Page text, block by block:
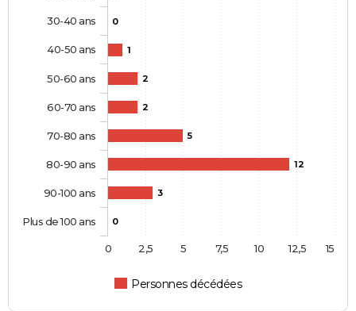
0
1
2
2
5
12
3
0
Personnes décédées
30-40 ans
40-50 ans
50-60 ans
60-70 ans
70-80 ans
80-90 ans
90-100 ans
Plus de 100 ans
0 2,5 5 7,5 10 12,5 15